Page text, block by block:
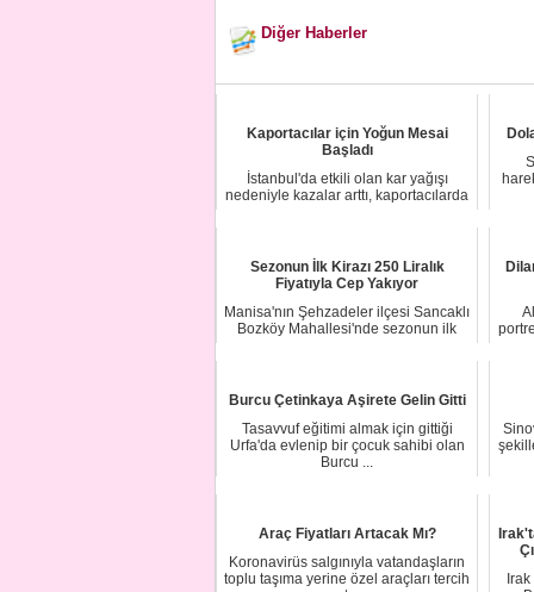
Diğer Haberler
Kaportacılar için Yoğun Mesai
Başladı
İstanbul'da etkili olan kar yağışı
nedeniyle kazalar arttı, kaportacılarda
Sezonun İlk Kirazı 250 Liralık
Fiyatıyla Cep Yakıyor
Manisa'nın Şehzadeler ilçesi Sancaklı
Bozköy Mahallesi'nde sezonun ilk
Burcu Çetinkaya Aşirete Gelin Gitti
Tasavvuf eğitimi almak için gittiği
Urfa'da evlenip bir çocuk sahibi olan
Burcu ...
Araç Fiyatları Artacak Mı?
Koronavirüs salgınıyla vatandaşların
toplu taşıma yerine özel araçları tercih